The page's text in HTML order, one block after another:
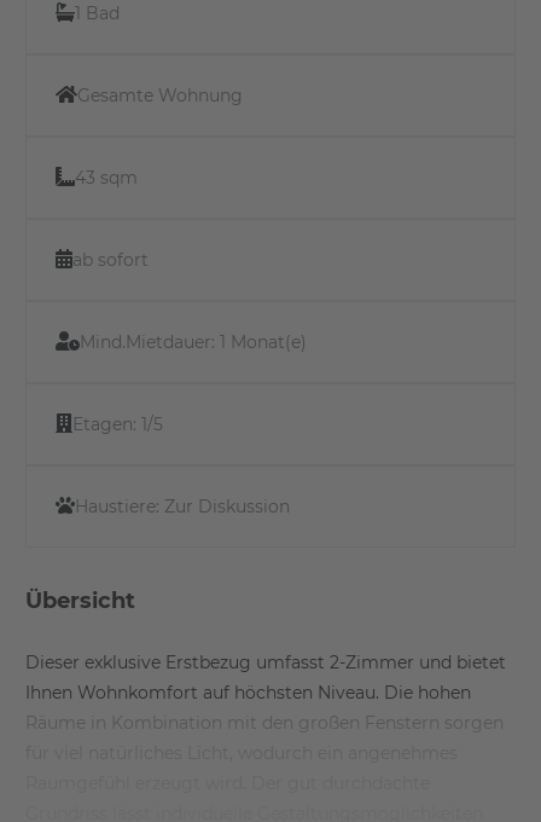
1 Bad
Gesamte Wohnung
43 sqm
ab sofort
Mind.Mietdauer: 1 Monat(e)
Etagen: 1/5
Haustiere: Zur Diskussion
Übersicht
Dieser exklusive Erstbezug umfasst 2-Zimmer und bietet
Ihnen Wohnkomfort auf höchsten Niveau. Die hohen
Räume in Kombination mit den großen Fenstern sorgen